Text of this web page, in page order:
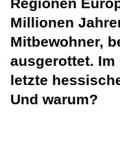
Millionen
Mitbewohner,
ausgerottet. Im
letzte
Und warum?